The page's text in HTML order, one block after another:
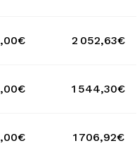
2 052,63€
1 544,30€
1 706,92€